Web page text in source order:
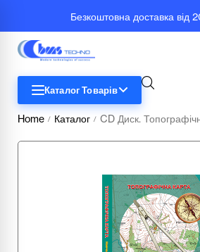
Безкоштовна доставка від
Каталог Товарів
Географія
Комп'ютерна техніка
Home / Каталог / CD Диск.